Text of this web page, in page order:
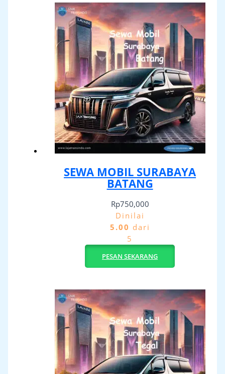
SEWA MOBIL SURABAYA
BATANG
Rp750,000
Dinilai
5.00 dari
5
PESAN SEKARANG